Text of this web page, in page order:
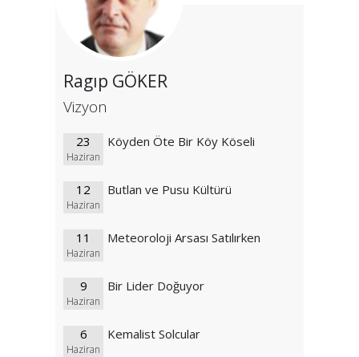
Ragıp GÖKER
Vizyon
23
Haziran
Köyden Öte Bir Köy Köseli
12
Haziran
Butlan ve Pusu Kültürü
11
Haziran
Meteoroloji Arsası Satılırken
9
Haziran
Bir Lider Doğuyor
6
Haziran
Kemalist Solcular